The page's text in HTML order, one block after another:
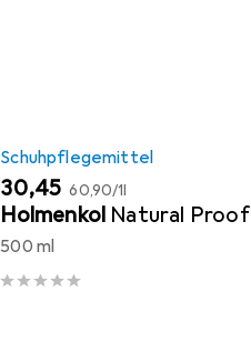
Schuhpflegemittel
EUR
30,45 EUR
60,90/1l
Holmenkol Natural Proof
500 ml